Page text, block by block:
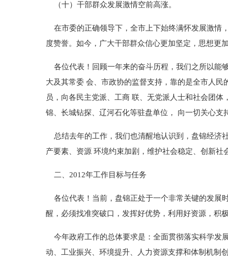
（十）干部群众发展激情空前高涨。
在市委的正确领导下，全市上下始终满怀发展激情
度赞誉。如今，广大干部群众信心更加坚定，思想更
各位代表！回顾一年来的奋斗历程，我们之所以能
大及其常委 会、市政协的监督支持，靠的是全市人
员，向各民主党派、工商 联、无党派人士和社会团
锦、长城钻探、辽河石化等驻盘单位， 向一切关心
总结去年的工作，我们也清醒地认识到，盘锦经济
产要素、资源 环境约束加剧，维护社会稳定、创新
二、2012年工作目标与任务
各位代表！当前，盘锦正处于一个非常关键的发展
醒，必须找准突破口，发挥好优势，利用好资源，积
今年政府工作的总体要求是：全面贯彻落实科学发
动、工业振兴、环境提升、人力资源支撑和体制机制